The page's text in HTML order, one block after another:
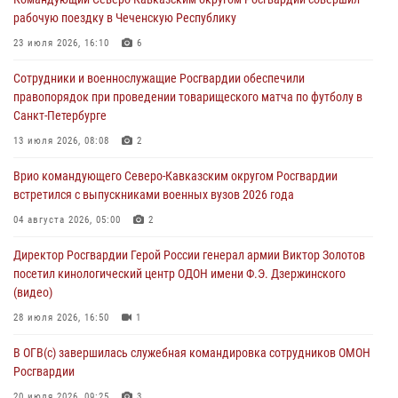
Кузнецова
07 августа 2026, 12:00
Ветеран войск правопорядка генерал-майор Иван Пияшев – герой
выпуска «Легенды армии с Александром Маршалом»
07 августа 2026, 12:00
Смольного собора в Санкт-Петербурге (видео)
07 августа 2026, 11:34
взрывобезопасности
рабочую поездку в Чеченскую Республику
23 июля 2026, 16:10 6
Сотрудники и военнослужащие Росгвардии обеспечили
правопорядок при проведении товарищеского матча по футболу в
Санкт-Петербурге
13 июля 2026, 08:08 2
Врио командующего Северо-Кавказским округом Росгвардии
встретился с выпускниками военных вузов 2026 года
04 августа 2026, 05:00 2
Директор Росгвардии Герой России генерал армии Виктор Золотов
посетил кинологический центр ОДОН имени Ф.Э. Дзержинского
(видео)
28 июля 2026, 16:50 1
В ОГВ(с) завершилась служебная командировка сотрудников ОМОН
Росгвардии